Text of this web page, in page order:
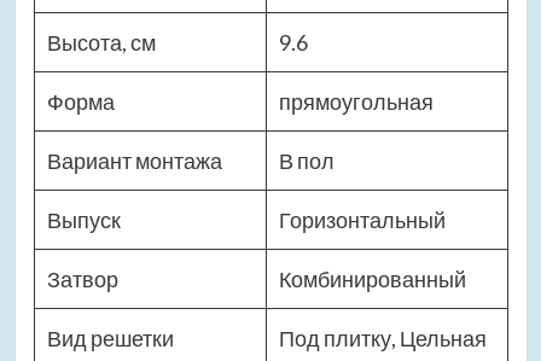
Высота, см 9.6
Форма прямоугольная
Вариант монтажа В пол
Выпуск Горизонтальный
Затвор Комбинированный
Вид решетки Под плитку, Цельная